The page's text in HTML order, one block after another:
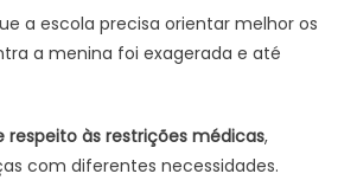
a escola precisa orientar melhor os
a menina foi exagerada e até
às restrições médicas,
com diferentes necessidades.